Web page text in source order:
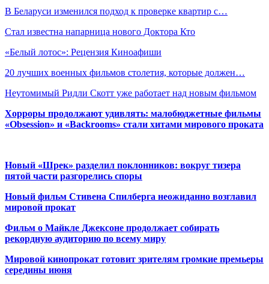
В Беларуси изменился подход к проверке квартир с…
Стал известна напарница нового Доктора Кто
«Белый лотос»: Рецензия Киноафиши
20 лучших военных фильмов столетия, которые должен…
Неутомимый Ридли Скотт уже работает над новым фильмом
Хорроры продолжают удивлять: малобюджетные фильмы
«Obsession» и «Backrooms» стали хитами мирового проката
Новый «Шрек» разделил поклонников: вокруг тизера
пятой части разгорелись споры
Новый фильм Стивена Спилберга неожиданно возглавил
мировой прокат
Фильм о Майкле Джексоне продолжает собирать
рекордную аудиторию по всему миру
Мировой кинопрокат готовит зрителям громкие премьеры
середины июня